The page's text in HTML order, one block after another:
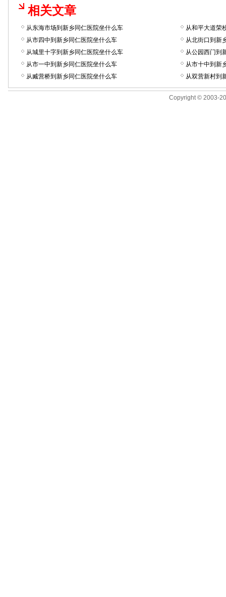
相关文章
从东海市场到新乡同仁医院坐什么车
从和平大道荣
从市四中到新乡同仁医院坐什么车
从北街口到新
从城里十字到新乡同仁医院坐什么车
从公园西门到
从市一中到新乡同仁医院坐什么车
从市十中到新
从臧营桥到新乡同仁医院坐什么车
从双营新村到
Copyright © 2003-